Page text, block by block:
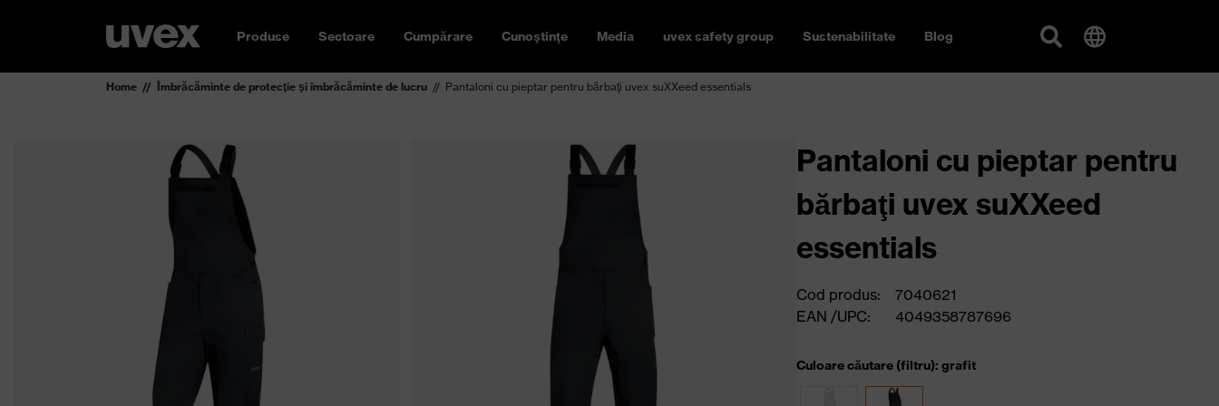
Produse Sectoare Cumpărare Cunoştinţe Media uvex safety group Sustenabilitate Blog
Home Îmbrăcăminte de protecţie şi îmbrăcăminte de lucru Pantaloni cu pieptar pentru bărbaţi uvex suXXeed essentials
Pantaloni cu pieptar pentru
bărbaţi uvex suXXeed
essentials
Cod produs:
7040621
EAN /UPC:
4049358787696
Culoare căutare (filtru): grafit